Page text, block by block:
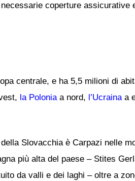
coperture assicurative
centrale, e ha 5,5 milioni di
la Poloniaa nord, l’Ucrainaa
Slovacchia è Carpazi nelle
più alta del paese – Stites
da valli e dei laghi – oltre a